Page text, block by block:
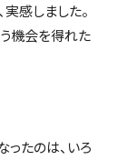
感しました。
機会を得れた
たのは、いろ